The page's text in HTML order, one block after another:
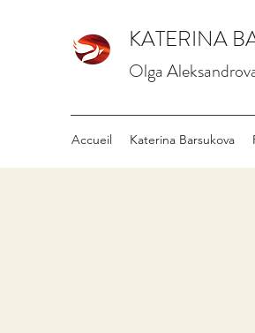
Accueil Katerina Barsukova
KATERINA
Olga